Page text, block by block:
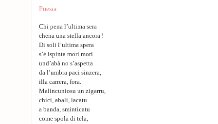
Puesia
Chi pena l’ultima sera
chena una stella ancora !
Di soli l’ultima spera
s’è ispinta mori mori
und’abà no s’aspetta
da l’umbra paci sinzera,
illa carrera, fora.
Malincuniosu un zigarru,
chici, abali, lacatu
a banda, sminticatu
come spola di tela,